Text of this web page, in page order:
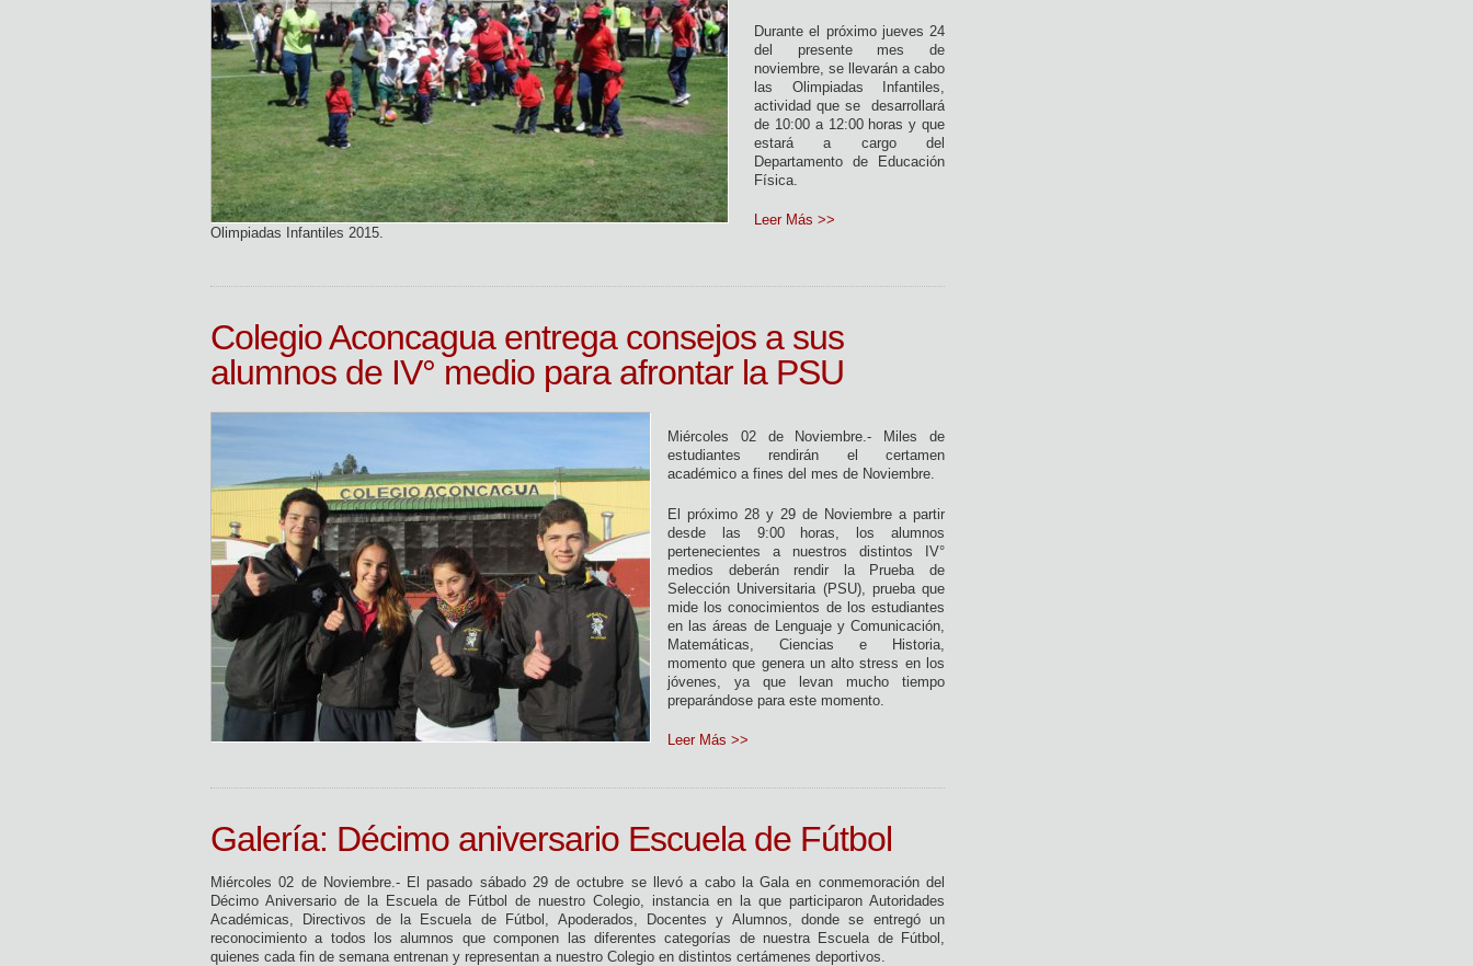
Olimpiadas Infantiles 2015.
Durante el próximo jueves 24
del presente mes de
noviembre, se llevarán a cabo
las Olimpiadas Infantiles,
actividad que se desarrollará
de 10:00 a 12:00 horas y que
estará a cargo del
Departamento de Educación
Física.
Leer Más >>
Colegio Aconcagua entrega consejos a sus
alumnos de IV° medio para afrontar la PSU
Miércoles 02 de Noviembre.- Miles de
estudiantes rendirán el certamen
académico a fines del mes de Noviembre.
El próximo 28 y 29 de Noviembre a partir
desde las 9:00 horas, los alumnos
pertenecientes a nuestros distintos IV°
medios deberán rendir la Prueba de
Selección Universitaria (PSU), prueba que
mide los conocimientos de los estudiantes
en las áreas de Lenguaje y Comunicación,
Matemáticas, Ciencias e Historia,
momento que genera un alto stress en los
jóvenes, ya que levan mucho tiempo
preparándose para este momento.
Leer Más >>
Galería: Décimo aniversario Escuela de Fútbol
Miércoles 02 de Noviembre.- El pasado sábado 29 de octubre se llevó a cabo la Gala en conmemoración del
Décimo Aniversario de la Escuela de Fútbol de nuestro Colegio, instancia en la que participaron Autoridades
Académicas, Directivos de la Escuela de Fútbol, Apoderados, Docentes y Alumnos, donde se entregó un
reconocimiento a todos los alumnos que componen las diferentes categorías de nuestra Escuela de Fútbol,
quienes cada fin de semana entrenan y representan a nuestro Colegio en distintos certámenes deportivos.